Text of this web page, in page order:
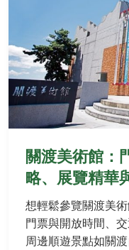
關渡美術館：
略、展覽精華
想輕鬆參覽關渡美
門票與開放時間、
周邊順遊景點如關